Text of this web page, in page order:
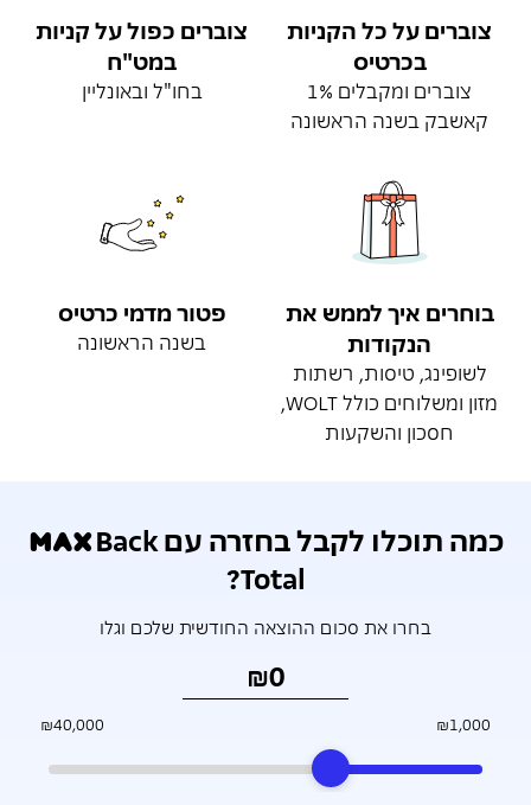
צוברים על כל הקניות
בכרטיס
צוברים ומקבלים 1%
קאשבק בשנה הראשונה
צוברים כפול על קניות
במט"ח
בחו"ל ובאונליין
בוחרים איך לממש את
הנקודות
לשופינג, טיסות, רשתות
מזון ומשלוחים כולל WOLT,
חסכון והשקעות
פטור מדמי כרטיס
בשנה הראשונה
כמה תוכלו לקבל בחזרה עם m_a_xBack
Total?
בחרו את סכום ההוצאה החודשית שלכם וגלו